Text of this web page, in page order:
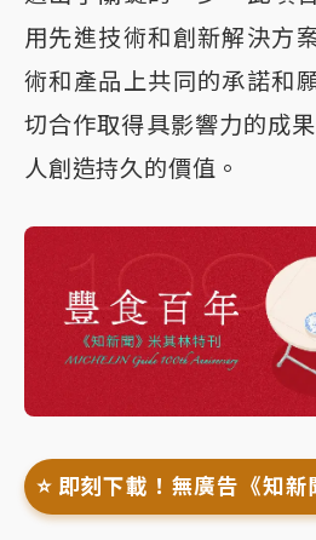
用先進技術和創新解決方
術和產品上共同的承諾和
切合作取得具影響力的成
人創造持久的價值。
⭐️ 即刻下載！無廣告《知